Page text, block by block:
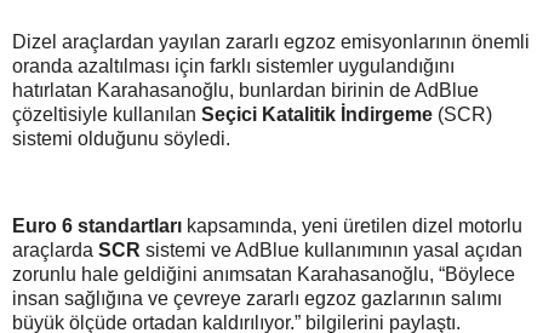
Dizel araçlardan yayılan zararlı egzoz emisyonlarının önemli
oranda azaltılması için farklı sistemler uygulandığını
hatırlatan Karahasanoğlu, bunlardan birinin de AdBlue
çözeltisiyle kullanılan Seçici Katalitik İndirgeme (SCR)
sistemi olduğunu söyledi.
Euro 6 standartları kapsamında, yeni üretilen dizel motorlu
araçlarda SCR sistemi ve AdBlue kullanımının yasal açıdan
zorunlu hale geldiğini anımsatan Karahasanoğlu, “Böylece
insan sağlığına ve çevreye zararlı egzoz gazlarının salımı
büyük ölçüde ortadan kaldırılıyor.” bilgilerini paylaştı.